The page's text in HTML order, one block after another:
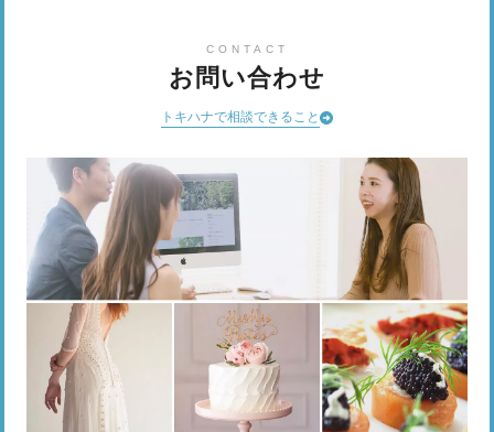
CONTACT
お問い合わせ
トキハナで相談できること